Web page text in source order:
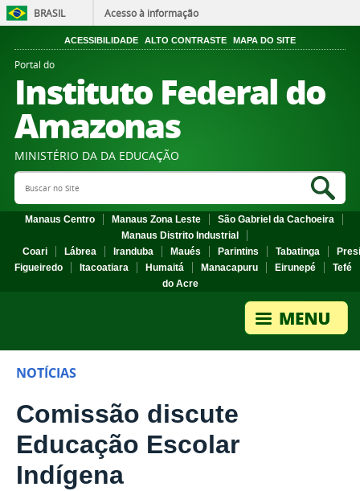
BRASIL Acesso à informação
ACESSIBILIDADE ALTO CONTRASTE MAPA DO SITE
Portal do
Instituto Federal do
Amazonas
MINISTÉRIO DA DA EDUCAÇÃO
Search Site
Manaus Centro Manaus Zona Leste
São Gabriel da Cachoeira
Manaus Distrito Industrial
Coari
Lábrea Iranduba Maués Parintins Tabatinga
Figueiredo
Itacoatiara Humaitá Manacapuru Eirunepé
Tefé
do Acre
NOTÍCIAS
Comissão discute
Educação Escolar
Indígena